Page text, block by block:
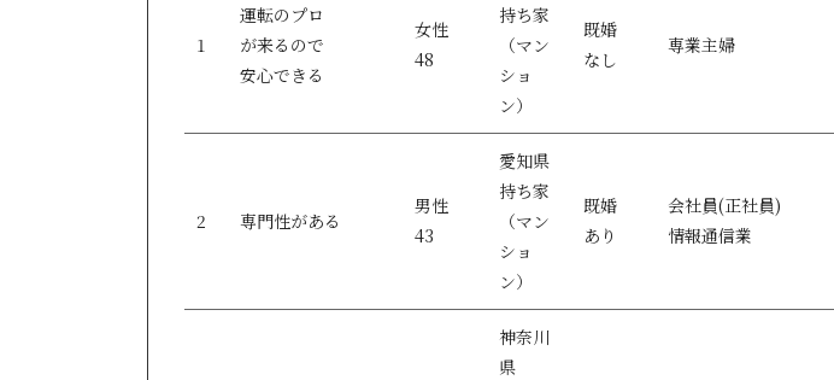
1
運転のプロ
が来るので
安心できる
女性
48
持ち家
（マン
ショ
ン）
既婚
なし
専業主婦
2 専門性がある
男性
43
愛知県
持ち家
（マン
ショ
ン）
既婚
あり
会社員(正社員)
情報通信業
神奈川
県